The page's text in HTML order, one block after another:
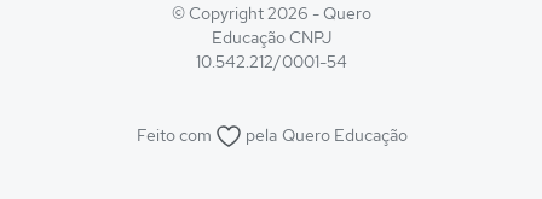
© Copyright 2026 - Quero
EducaçãoCNPJ
10.542.212/0001-54
Feito com pela Quero Educação